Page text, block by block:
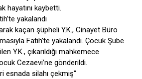
hayatını kaybetti.
yakalandı
kaçan şüpheli Y.K., Cinayet Büro
Fatih’te yakalandı. Çocuk Şube
Y.K., çıkarıldığı mahkemece
Cezaevi’ne gönderildi.
esnada silahı çekmiş"